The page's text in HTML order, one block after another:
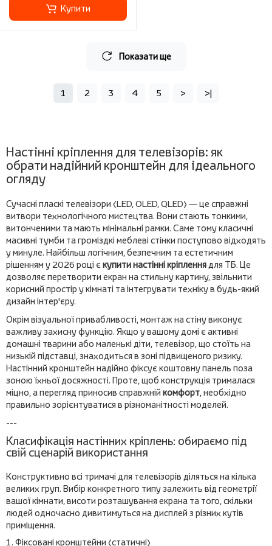
Купити
Показати ще
1 2 3 4 5 > >|
Настінні кріплення для телевізорів: як
обрати надійний кронштейн для ідеального
огляду
Сучасні пласкі телевізори (LED, OLED, QLED) — це справжні
витвори технологічного мистецтва. Вони стають тонкими,
витонченими та мають мінімальні рамки. Саме тому класичні
масивні тумби та громіздкі меблеві стінки поступово відходять
у минуле. Найбільш логічним, безпечним та естетичним
рішенням у 2026 році єкупити настінні кріпленнядля ТБ. Це
дозволяє перетворити екран на стильну картину, звільнити
корисний простір у кімнаті та інтегрувати техніку в будь-який
дизайн інтер'єру.
Окрім візуальної привабливості, монтаж на стіну виконує
важливу захисну функцію. Якщо у вашому домі є активні
домашні тварини або маленькі діти, телевізор, що стоїть на
низькій підставці, знаходиться в зоні підвищеного ризику.
Настінний кронштейн надійно фіксує коштовну панель поза
зоною їхньої досяжності. Проте, щоб конструкція трималася
міцно, а перегляд приносив справжній комфорт, необхідно
правильно зорієнтуватися в різноманітності моделей.
---
Класифікація настінних кріплень: обираємо під
свій сценарій використання
Конструктивно всі тримачі для телевізорів діляться на кілька
великих груп. Вибір конкретного типу залежить від геометрії
вашої кімнати, висоти розташування екрана та того, скільки
людей одночасно дивитимуться на дисплей з різних кутів
приміщення.
1. Фіксовані кронштейни (статичні)